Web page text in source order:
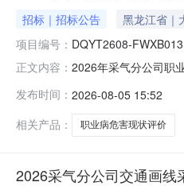
招标｜招标公告 黑龙江省｜
项目编号： DQYT2608-FWXB013
正文内容： 2026年采气分公司职
报价表.xls
发布时间： 2026-08-05 15:52
相关产品：
职业病危害现状评价
2026采气分公司交通画